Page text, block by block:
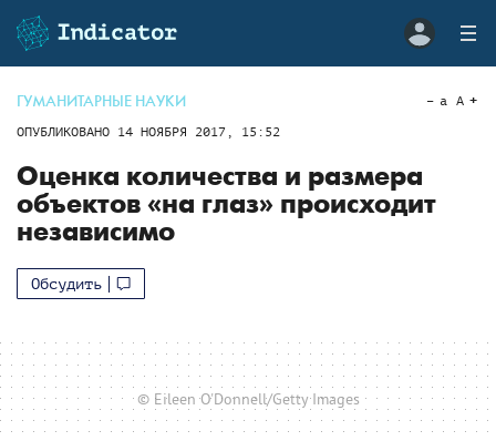
ГУМАНИТАРНЫЕ НАУКИ
ОПУБЛИКОВАНО 14 НОЯБРЯ 2017, 15:52
a A
Оценка количества и размера
объектов «на глаз» происходит
независимо
Обсудить
© Eileen O'Donnell/Getty Images